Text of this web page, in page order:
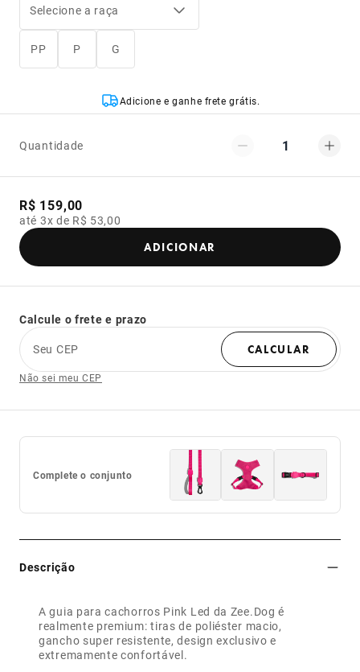
Selecione a raça
PP P G
Adicione e ganhe frete grátis.
Quantidade 1
R$ 159,00
até 3x de R$ 53,00
ADICIONAR
Calcule o frete e prazo
Seu CEP
CALCULAR
Não sei meu CEP
Complete o conjunto
Descrição
A guia para cachorros Pink Led da Zee.Dog é
realmente premium: tiras de poliéster macio,
gancho super resistente, design exclusivo e
extremamente confortável.